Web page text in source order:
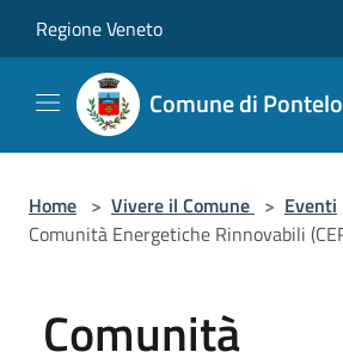
Regione Veneto
Comune di
Home > Vivere il Comune > Eventi
Comunità Energetiche Rinnovabili
Comunità